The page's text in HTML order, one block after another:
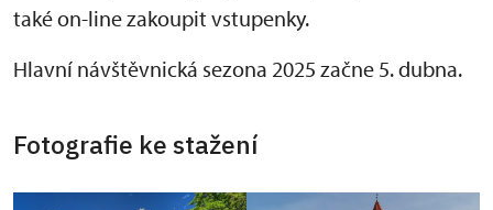
také on-line zakoupit vstupenky.
Hlavní návštěvnická sezona 2025 začne 5. dubna.
Fotografie ke stažení